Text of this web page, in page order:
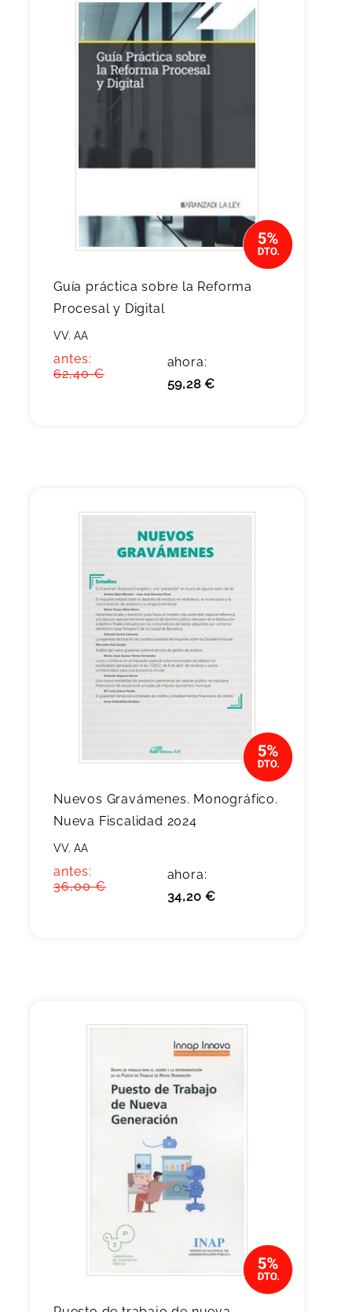
Guía práctica sobre la Reforma
Procesal y Digital
VV. AA
antes:
62,40 €
ahora:
59,28 €
Nuevos Gravámenes. Monográfico.
Nueva Fiscalidad 2024
VV. AA
antes:
36,00 €
ahora:
34,20 €